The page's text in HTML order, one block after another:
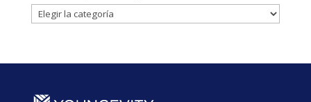
Noticias
por